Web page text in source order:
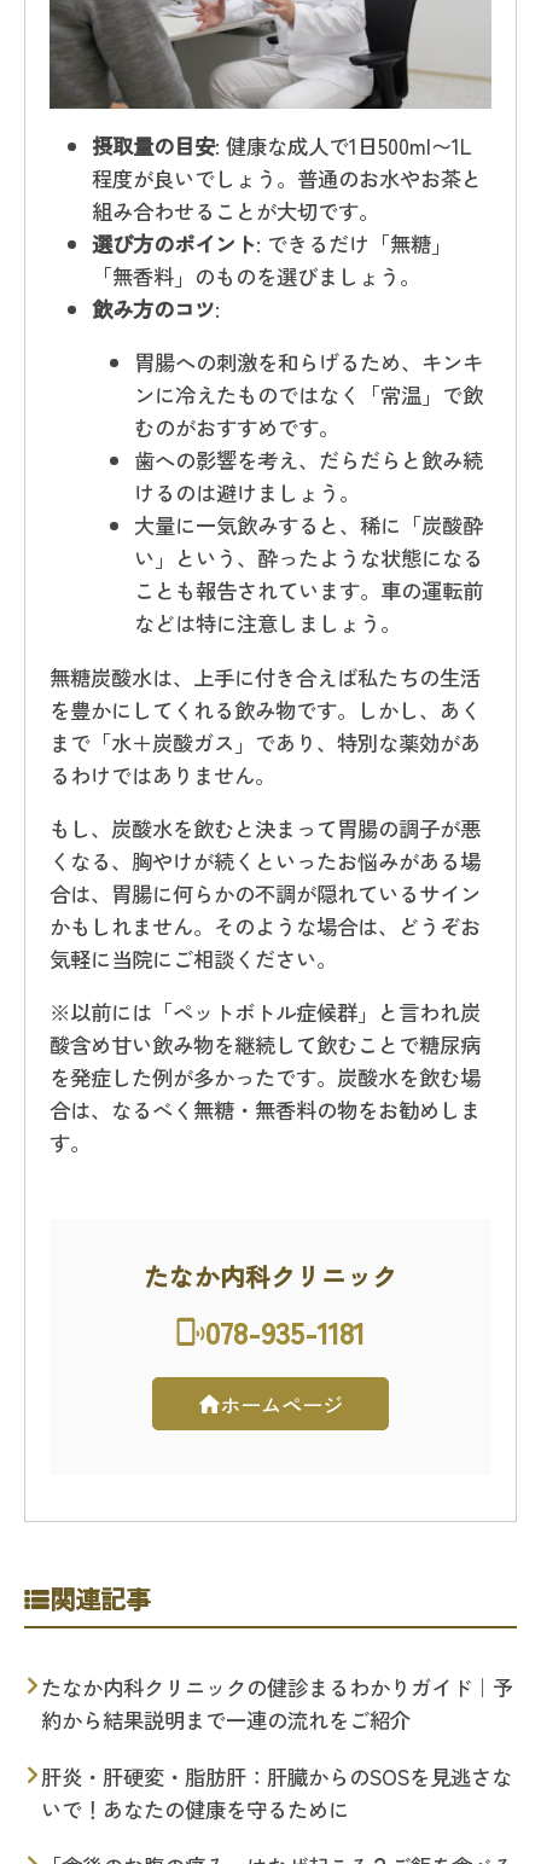
摂取量の目安: 健康な成人で1日500ml〜1L
程度が良いでしょう。普通のお水やお茶と
組み合わせることが大切です。
選び方のポイント: できるだけ「無糖」
「無香料」のものを選びましょう。
飲み方のコツ:
胃腸への刺激を和らげるため、キンキ
ンに冷えたものではなく「常温」で飲
むのがおすすめです。
歯への影響を考え、だらだらと飲み続
けるのは避けましょう。
大量に一気飲みすると、稀に「炭酸酔
い」という、酔ったような状態になる
ことも報告されています。車の運転前
などは特に注意しましょう。
無糖炭酸水は、上手に付き合えば私たちの生活
を豊かにしてくれる飲み物です。しかし、あく
まで「水＋炭酸ガス」であり、特別な薬効があ
るわけではありません。
もし、炭酸水を飲むと決まって胃腸の調子が悪
くなる、胸やけが続くといったお悩みがある場
合は、胃腸に何らかの不調が隠れているサイン
かもしれません。そのような場合は、どうぞお
気軽に当院にご相談ください。
※以前には「ペットボトル症候群」と言われ炭
酸含め甘い飲み物を継続して飲むことで糖尿病
を発症した例が多かったです。炭酸水を飲む場
合は、なるべく無糖・無香料の物をお勧めしま
す。
たなか内科クリニック
078-935-1181
ホームページ
関連記事
たなか内科クリニックの健診まるわかりガイド｜予
約から結果説明まで一連の流れをご紹介
肝炎・肝硬変・脂肪肝：肝臓からのSOSを見逃さな
いで！あなたの健康を守るために